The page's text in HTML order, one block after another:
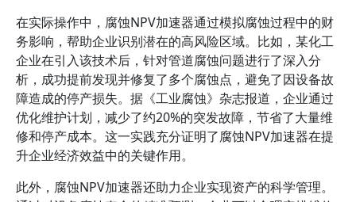
在实际操作中，腐蚀NPV加速器通过模拟腐蚀过程中的财
务影响，帮助企业识别潜在的高风险区域。比如，某化工
企业在引入该技术后，针对管道腐蚀问题进行了深入分
析，成功提前发现并修复了多个腐蚀点，避免了因设备故
障造成的停产损失。据《工业腐蚀》杂志报道，企业通过
优化维护计划，减少了约20%的突发故障，节省了大量维
修和停产成本。这一实践充分证明了腐蚀NPV加速器在提
升企业经济效益中的关键作用。
此外，腐蚀NPV加速器还助力企业实现资产的科学管理。